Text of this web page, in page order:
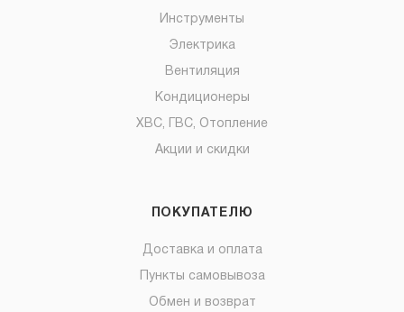
Инструменты
Электрика
Вентиляция
Кондиционеры
ХВС, ГВС, Отопление
Акции и скидки
ПОКУПАТЕЛЮ
Доставка и оплата
Пункты самовывоза
Обмен и возврат